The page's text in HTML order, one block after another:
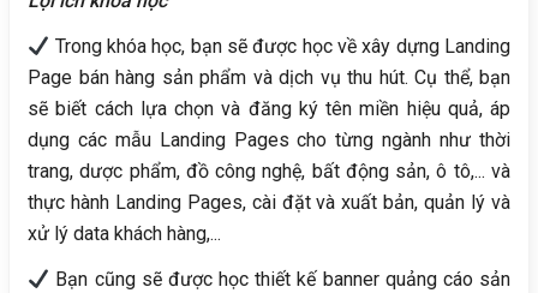
Trong khóa học, bạn sẽ được học về xây dựng Landing
Page bán hàng sản phẩm và dịch vụ thu hút. Cụ thể, bạn
sẽ biết cách lựa chọn và đăng ký tên miền hiệu quả, áp
dụng các mẫu Landing Pages cho từng ngành như thời
trang, dược phẩm, đồ công nghệ, bất động sản, ô tô,... và
thực hành Landing Pages, cài đặt và xuất bản, quản lý và
xử lý data khách hàng,...
Bạn cũng sẽ được học thiết kế banner quảng cáo sản